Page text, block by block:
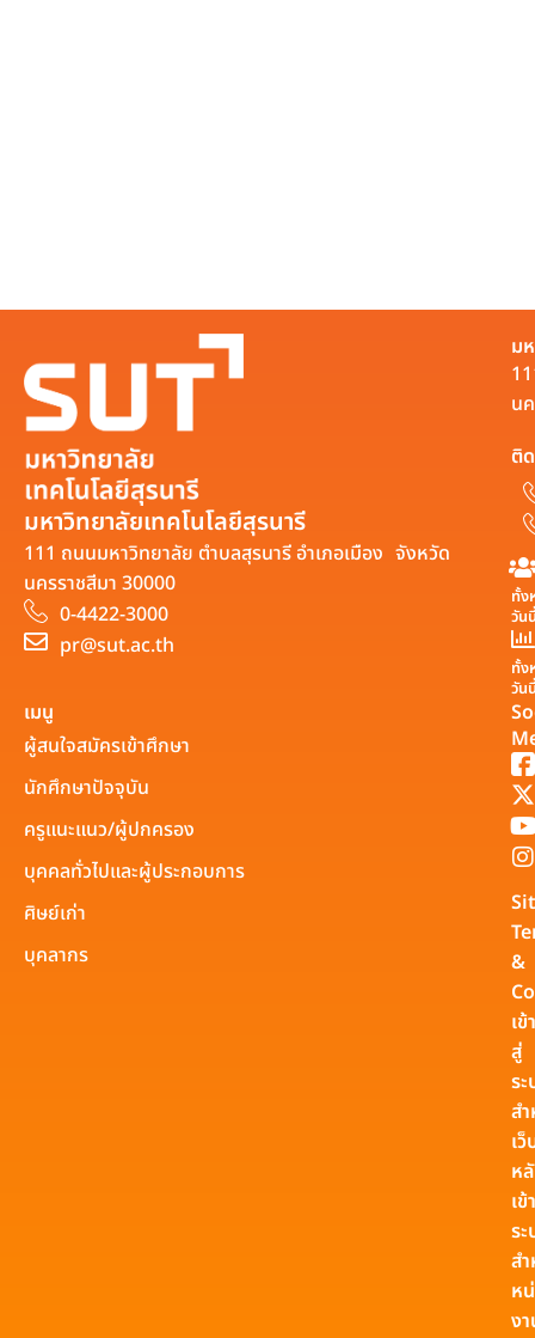
มหาวิทยาลัยเทคโนโลยีสุรนารี
111 ถนนมหาวิทยาลัย ตำบลสุรนารี อำเภอเมือง จังหวัด
นครราชสีมา 30000
0-4422-3000
pr@sut.ac.th
ม
น
ติ
ทั้ง
วัน
ทั้ง
วัน
เมนู
ผู้สนใจสมัครเข้าศึกษา
นักศึกษาปัจจุบัน
ครูแนะแนว/ผู้ปกครอง
บุคคลทั่วไปและผู้ประกอบการ
ศิษย์เก่า
บุคลากร
&
เข้า
สู่
ร
ส
เ
ห
เข้
ร
ส
ห
ง